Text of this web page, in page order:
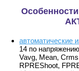
автоматические
14 по
Vavg, Mean,
RPREShoot,